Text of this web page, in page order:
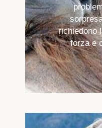
richiedono
forza e